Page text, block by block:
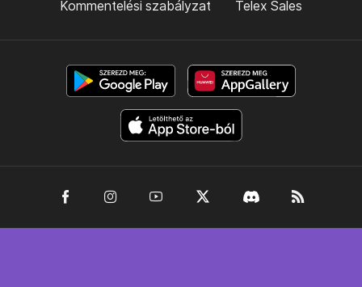
Kommentelési szabályzat Telex Sales